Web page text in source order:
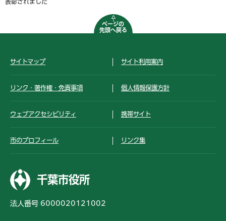
表彰されました
ページの
先頭へ戻る
サイトマップ サイト利用案内
リンク・著作権・免責事項 個人情報保護方針
ウェブアクセシビリティ 携帯サイト
市のプロフィール リンク集
千葉市役所
法人番号 6000020121002